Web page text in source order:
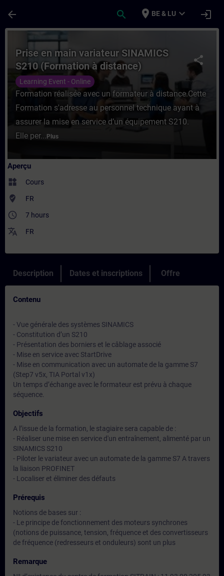
arrow_back search place BE & LU expand_more login
Cours - Prise en main variateur
share
Prise en main variateur SINAMICS
S210 (Formation à distance)
Learning Event - Online
Formation réalisée avec un formateur à distance.Cette
Formation s'adresse au personnel technique ayant à
assurer la mise en service d’un équipement S210.
Elle per... Plus
Aperçu
widgets Cours
where_to_vote FR
access_time 7 hours
translate FR
Description Dates et inscriptions Offre
Contenu
- Vue générale des systèmes SINAMICS
- Constitution d’un S210
- Présentation des borniers et le câblage associé
- Mise en service avec StartDrive
- Mise en communication avec un automate de la gamme S7
(Step7 v5x, TIA Portal v1x)
Un temps d’échange avec le formateur est prévu à chaque
séquence.
Objectifs
A l’issue de la formation, le stagiaire sera capable de :
- Réaliser une mise en service d'un entraînement, alimenté par un
SINAMICS S210
- Piloter le variateur avec un automate de la gamme S7 A travers
la liaison PROFINET
- Localiser et éliminer des défauts
Prérequis
Notions de bases sur :
- Le principe de fonctionnement des moteurs synchrones
(notions de puissance, tension, fréquence et des convertisseurs
de fréquence (redresseurs et onduleurs) sont un plus
Remarque